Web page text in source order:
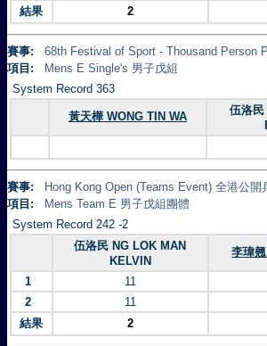
結果
2
賽事:
68th Festival of Sport - Thousand Person
項目:
Mens E Single's 男子戊組
System Record 363
黃天樺 WONG TIN WA
伍洛民
賽事:
Hong Kong Open (Teams Event) 全港公
項目:
Mens Team E 男子戊組團體
System Record 242 -2
伍洛民 NG LOK MAN
KELVIN
李瑋
1 11
2
11
結果
2